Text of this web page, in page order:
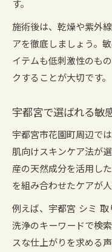
す。
施術後は、乾燥や紫外
アを徹底しましょう。
イテムも低刺激性のも
クすることが大切です。
宇都宮で選ばれる敏
宇都宮市花園町周辺で
肌向けスキンケア法が
産の天然成分を活用し
を組み合わせたケアが人
例えば、宇都宮 シミ
洗浄のキーワードで検
スな仕上がりを求める